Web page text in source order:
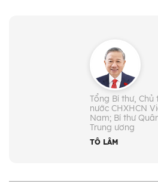
Tổng Bí thư, Chủ
nước CHXHCN
Nam; Bí thư
Trung ương
TÔ LÂM